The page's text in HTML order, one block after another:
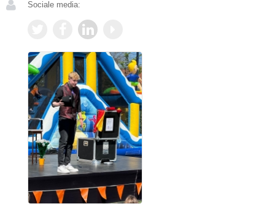
Sociale media: